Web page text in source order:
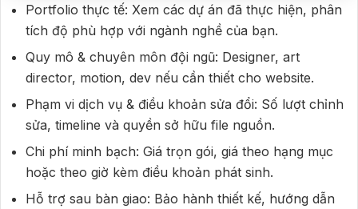
Portfolio thực tế: Xem các dự án đã thực hiện, phân
tích độ phù hợp với ngành nghề của bạn.
Quy mô & chuyên môn đội ngũ: Designer, art
director, motion, dev nếu cần thiết cho website.
Phạm vi dịch vụ & điều khoản sửa đổi: Số lượt chỉnh
sửa, timeline và quyền sở hữu file nguồn.
Chi phí minh bạch: Giá trọn gói, giá theo hạng mục
hoặc theo giờ kèm điều khoản phát sinh.
Hỗ trợ sau bàn giao: Bảo hành thiết kế, hướng dẫn